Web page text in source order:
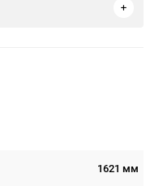
1621 мм